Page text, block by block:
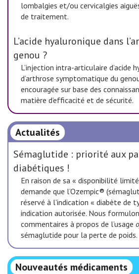
lombalgies et/ou cervicalgies
de traitement.
L’acide hyaluronique dans
genou ?
L’injection intra-articulaire d’acide
d’arthrose symptomatique du
encouragée sur base des
matière d’efficacité et de sécurité.
Actualités
Sémaglutide : priorité aux
diabétiques !
En raison de sa « disponibilité
demande que l’Ozempic®
réservé à l'indication « diabète de
indication autorisée. Nous
commentaires à propos de l’usage
sémaglutide pour la perte de poids.
Nouveautés médicaments